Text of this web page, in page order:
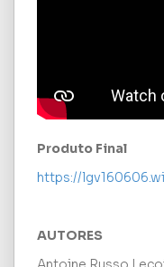
Produto Final
https://
AUTORES